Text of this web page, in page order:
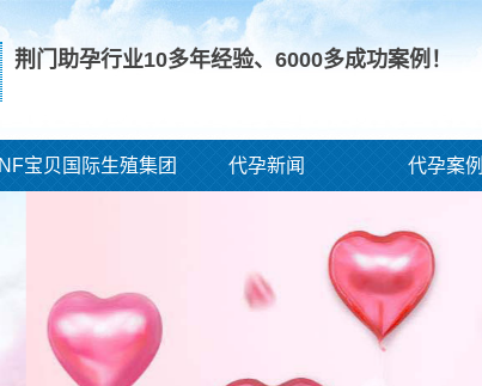
荆门助孕行业10多年经验、 6000多成功案例！
NF宝贝国际生殖集团 代孕新闻 代孕案例